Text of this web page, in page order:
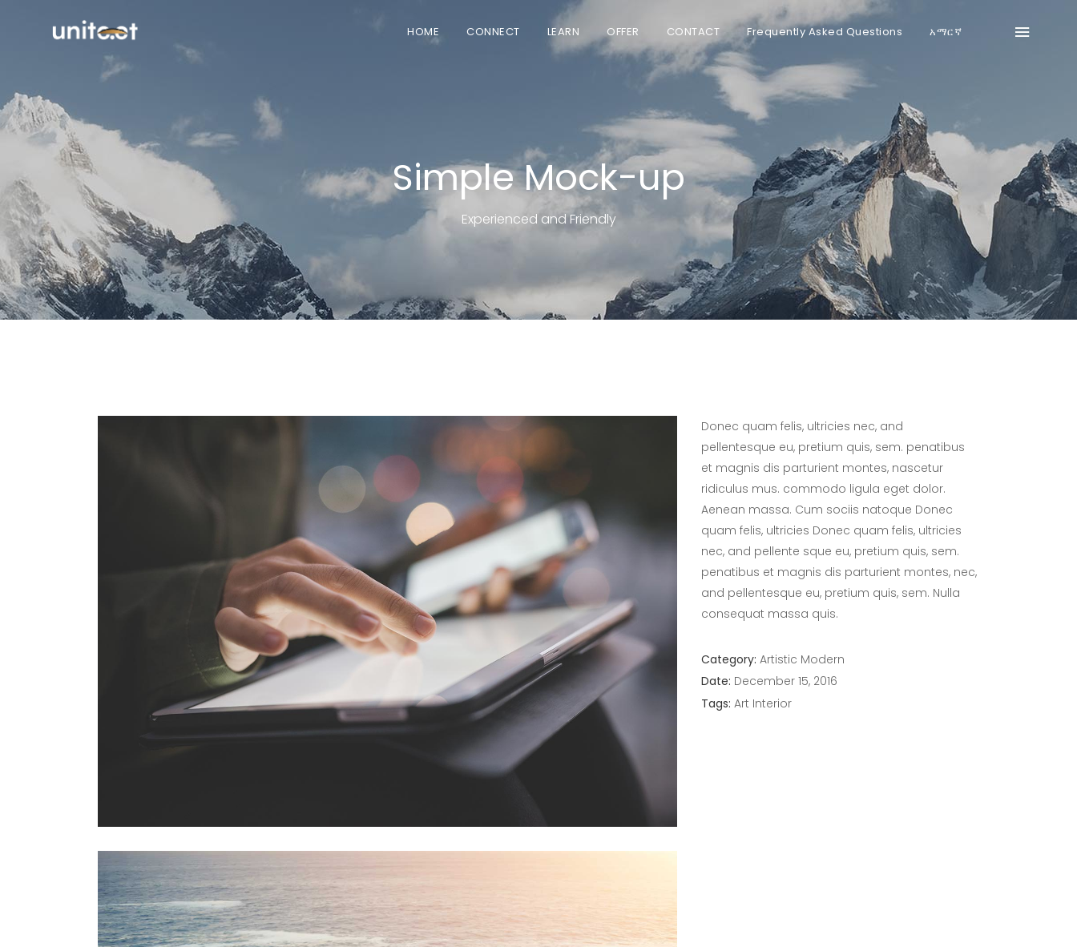
HOME CONNECT LEARN OFFER CONTACT Frequently Asked Questions አማርኛ
Simple Mock-up
Experienced and Friendly
Donec quam felis, ultricies nec, and
pellentesque eu, pretium quis, sem. penatibus
et magnis dis parturient montes, nascetur
ridiculus mus. commodo ligula eget dolor.
Aenean massa. Cum sociis natoque Donec
quam felis, ultricies Donec quam felis, ultricies
nec, and pellente sque eu, pretium quis, sem.
penatibus et magnis dis parturient montes, nec,
and pellentesque eu, pretium quis, sem. Nulla
consequat massa quis.
Category: Artistic Modern
Date: December 15, 2016
Tags: Art Interior